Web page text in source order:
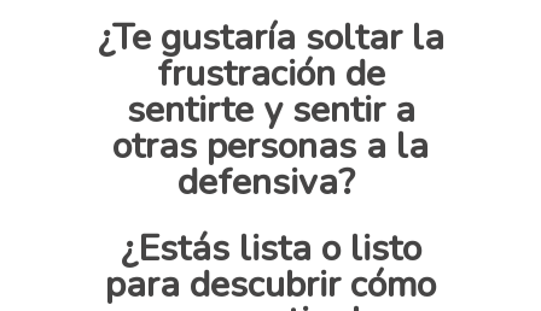
¿Te gustaría soltar la
frustración de
sentirte y sentir a
otras personas a la
defensiva?
¿Estáslista o listo
para descubrir cómo